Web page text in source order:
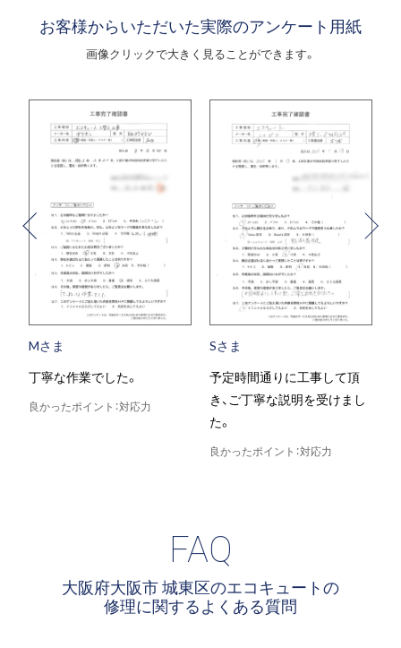
お客様からいただいた実際のアンケート用紙
画像クリックで大きく見ることができます。
Mさま
丁寧な作業でした。
良かったポイント：対応力
Sさま
予定時間通りに工事して頂
き、ご丁寧な説明を受けまし
た。
良かったポイント：対応力
FAQ
大阪府大阪市 城東区のエコキュートの
修理に関するよくある質問